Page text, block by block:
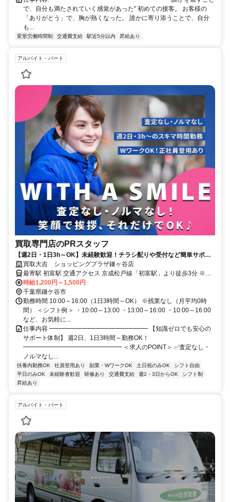
で、自分も満たされていく感覚があった" 初めての接客。 お客様の
「ありがとう」で、胸が熱くなった。 誰かに寄り添うことで、自分
も...
変形労働時間制 交通費支給 駅近5分以内 昇給あり
アルバイト・パート
買取専門店のPRスタッフ
【週2日・1日3h～OK】未経験歓迎！チラシ配りや受付など簡単サポー
ト／40代～60代活躍中
買取大吉 ショッピングプラザ鎌ヶ谷店
最寄駅 初富駅 交通アクセス 京成松戸線「初富駅」より徒歩3分 ※勤
務地は買取大吉 ショッピングプラザ鎌ヶ谷店です ●交通費支給 ●車・
バイク・自転車通勤OK
時給1,200円～1,500円
千葉県鎌ケ谷市
勤務時間 10:00～16:00（1日3時間～OK） ※残業なし（月平均0時
間） ＜シフト例＞ ・10:00～13:00 ・13:00～16:00 ・10:00～16:00
など、お気軽に...
仕事内容 ━━━━━━━━━━━━━━━━ 【知識ゼロでも安心の
サポート体制】 週2日、1日3時間～勤務OK！
━━━━━━━━━━━━━━━━ ＜求人のPOINT＞ ✅査定なし・
ノルマなし...
扶養内勤務OK 社員登用あり 副業・WワークOK 土日祝のみOK
シフト自由
平日のみOK
未経験者歓迎 研修あり 交通費支給 週2・3日からOK
シフト制
昇給あり
アルバイト・パート